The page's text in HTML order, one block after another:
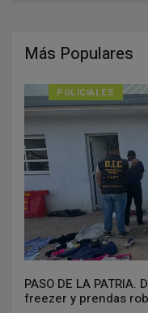
Más Populares
POLICIALES
PASO DE LA
freezer y prendas